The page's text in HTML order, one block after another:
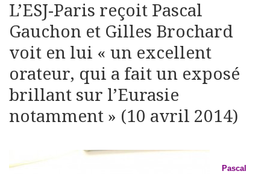
L’ESJ-Paris reçoit Pascal
Gauchon et Gilles Brochard
voit en lui « un excellent
orateur, qui a fait un exposé
brillant sur l’Eurasie
notamment » (10 avril 2014)
Pascal